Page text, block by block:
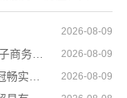
2026-08-09
2025母婴用品平台优缺点，湖北省惠物电子商务有限公司 2026-08-09
2026-08-09